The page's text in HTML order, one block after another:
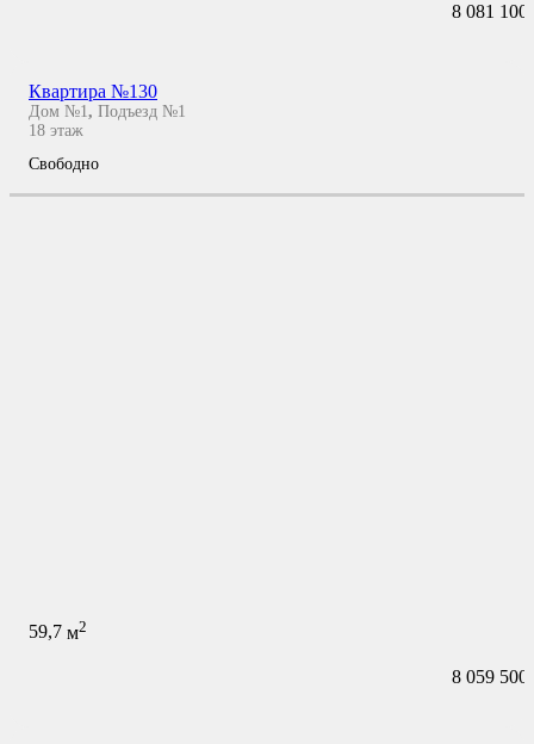
8 081 100
Квартира №130
Дом №1, Подъезд №1
18 этаж
Свободно
59,7 м2
8 059 500